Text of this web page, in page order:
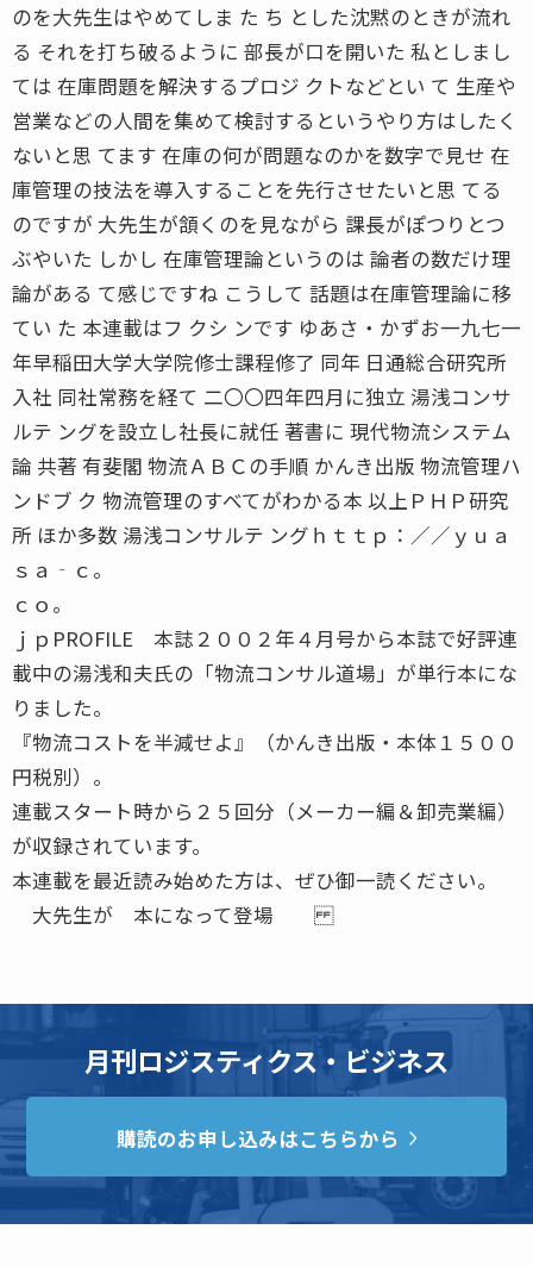
のを大先生はやめてしま た ち とした沈黙のときが流れ
る それを打ち破るように 部長が口を開いた 私としまし
ては 在庫問題を解決するプロジ クトなどとい て 生産や
営業などの人間を集めて検討するというやり方はしたく
ないと思 てます 在庫の何が問題なのかを数字で見せ 在
庫管理の技法を導入することを先行させたいと思 てる
のですが 大先生が頷くのを見ながら 課長がぽつりとつ
ぶやいた しかし 在庫管理論というのは 論者の数だけ理
論がある て感じですね こうして 話題は在庫管理論に移
てい た 本連載はフ クシ ンです ゆあさ・かずお一九七一
年早稲田大学大学院修士課程修了 同年 日通総合研究所
入社 同社常務を経て 二〇〇四年四月に独立 湯浅コンサ
ルテ ングを設立し社長に就任 著書に 現代物流システム
論 共著 有斐閣 物流ＡＢＣの手順 かんき出版 物流管理ハ
ンドブ ク 物流管理のすべてがわかる本 以上ＰＨＰ研究
所 ほか多数 湯浅コンサルテ ングｈｔｔｐ：／／ｙｕａ
ｓａ‐ｃ。
ｃｏ。
ｊｐPROFILE 本誌２００２年４月号から本誌で好評連
載中の湯浅和夫氏の「物流コンサル道場」が単行本にな
りました。
『物流コストを半減せよ』（かんき出版・本体１５００
円税別）。
連載スタート時から２５回分（メーカー編＆卸売業編）
が収録されています。
本連載を最近読み始めた方は、ぜひ御一読ください。
大先生が 本になって登場
月刊ロジスティクス・ビジネス
購読のお申し込みはこちらから